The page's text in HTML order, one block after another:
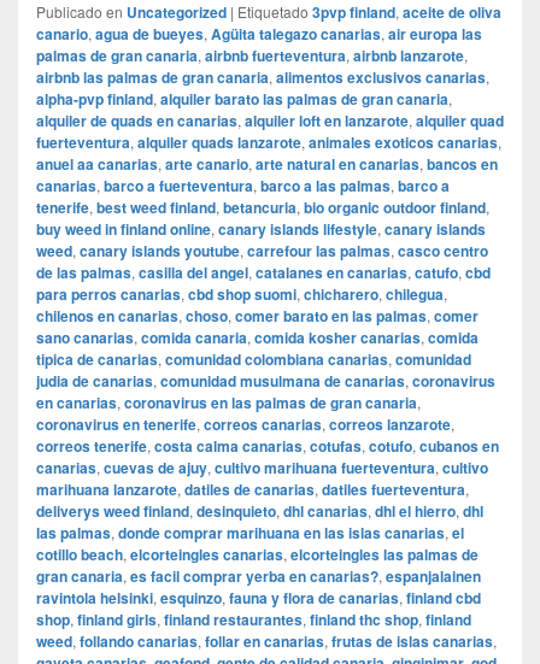
Publicado en Uncategorized | Etiquetado 3pvp finland, aceite de oliva
canario, agua de bueyes, Agüita talegazo canarias, air europa las
palmas de gran canaria, airbnb fuerteventura, airbnb lanzarote,
airbnb las palmas de gran canaria, alimentos exclusivos canarias,
alpha-pvp finland, alquiler barato las palmas de gran canaria,
alquiler de quads en canarias, alquiler loft en lanzarote, alquiler quad
fuerteventura, alquiler quads lanzarote, animales exoticos canarias,
anuel aa canarias, arte canario, arte natural en canarias, bancos en
canarias, barco a fuerteventura, barco a las palmas, barco a
tenerife, best weed finland, betancuria, bio organic outdoor finland,
buy weed in finland online, canary islands lifestyle, canary islands
weed, canary islands youtube, carrefour las palmas, casco centro
de las palmas, casilla del angel, catalanes en canarias, catufo, cbd
para perros canarias, cbd shop suomi, chicharero, chilegua,
chilenos en canarias, choso, comer barato en las palmas, comer
sano canarias, comida canaria, comida kosher canarias, comida
tipica de canarias, comunidad colombiana canarias, comunidad
judia de canarias, comunidad musulmana de canarias, coronavirus
en canarias, coronavirus en las palmas de gran canaria,
coronavirus en tenerife, correos canarias, correos lanzarote,
correos tenerife, costa calma canarias, cotufas, cotufo, cubanos en
canarias, cuevas de ajuy, cultivo marihuana fuerteventura, cultivo
marihuana lanzarote, datiles de canarias, datiles fuerteventura,
deliverys weed finland, desinquieto, dhl canarias, dhl el hierro, dhl
las palmas, donde comprar marihuana en las islas canarias, el
cotillo beach, elcorteingles canarias, elcorteingles las palmas de
gran canaria, es facil comprar yerba en canarias?, espanjalainen
ravintola helsinki, esquinzo, fauna y flora de canarias, finland cbd
shop, finland girls, finland restaurantes, finland thc shop, finland
weed, follando canarias, follar en canarias, frutas de islas canarias,